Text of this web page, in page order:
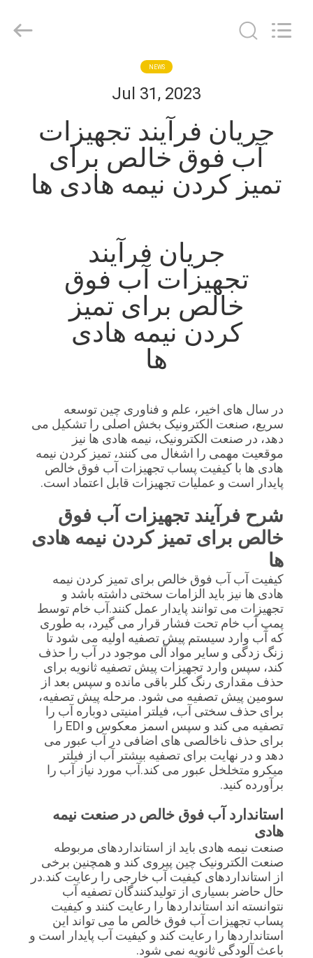
محصولات
تماس
بگیرید
اخبار
درخواست
نقل قول
نقشه
سایت
PRIVACY
POLICY
Limited.
NEWS
Jul 31, 2023
جریان فرآیند تجهیزات
آب فوق خالص برای
تمیز کردن نیمه هادی ها
جریان فرآیند
تجهیزات آب فوق
خالص برای تمیز
کردن نیمه هادی
ها
در سال های اخیر، علم و فناوری چین توسعه
سریع، صنعت الکترونیک بخش اصلی را تشکیل می
دهد، در صنعت الکترونیک، نیمه هادی ها نیز
موقعیت مهمی را اشغال می کنند، تمیز کردن نیمه
هادی ها با کیفیت پساب تجهیزات آب فوق خالص
پایدار است و عملیات تجهیزات قابل اعتماد است.
شرح فرآیند تجهیزات آب فوق
خالص برای تمیز کردن نیمه هادی
ها
کیفیت آب آب فوق خالص برای تمیز کردن نیمه
هادی ها نیز باید الزامات سختی داشته باشد و
تجهیزات می توانند پایدار عمل کنند.آب خام توسط
پمپ آب خام تحت فشار قرار می گیرد، به طوری
که آب وارد سیستم پیش تصفیه اولیه می شود تا
زنگ زدگی و سایر مواد آلی موجود در آب را حذف
کند، سپس وارد تجهیزات پیش تصفیه ثانویه برای
حذف مقداری رنگ کلر باقی مانده و سپس بعد از
سومین پیش تصفیه می شود. مرحله پیش تصفیه،
برای حذف سختی آب، فیلتر امنیتی دوباره آب را
تصفیه می کند و سپس اسمز معکوس و EDI را
برای حذف ناخالصی های اضافی در آب عبور می
دهد و در نهایت برای تصفیه بیشتر آب از فیلتر
میکرو متخلخل عبور می کند.آب مورد نیاز آب را
برآورده کنید.
استاندارد آب فوق خالص در صنعت نیمه
هادی
صنعت نیمه هادی باید از استانداردهای مربوطه
صنعت الکترونیک چین پیروی کند و همچنین برخی
از استانداردهای کیفیت آب خارجی را رعایت کند.در
حال حاضر بسیاری از تولیدکنندگان تصفیه آب
نتوانسته اند استانداردها را رعایت کنند و کیفیت
پساب تجهیزات آب فوق خالص ما می تواند این
استانداردها را رعایت کند و کیفیت آب پایدار است و
باعث آلودگی ثانویه نمی شود.